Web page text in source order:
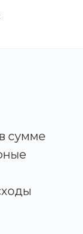
что
МЧС о
поджог –
сумме